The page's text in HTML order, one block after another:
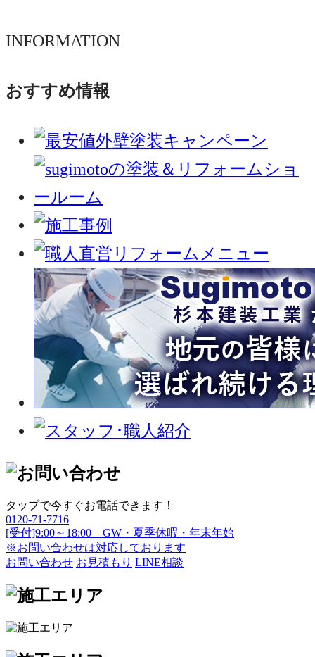
INFORMATION
おすすめ情報
タップで今すぐお電話できます！
0120-71-7716
[受付]9:00～18:00 GW・夏季休暇・年末年始
※お問い合わせは対応しております
お問い合わせ お見積もり LINE相談